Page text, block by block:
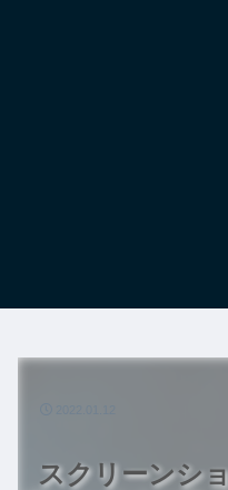
スクリーンシ